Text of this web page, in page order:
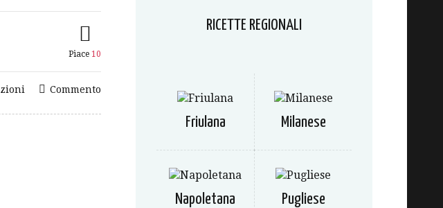
Piace 10
Commento
RICETTE REGIONALI
Friulana Milanese
Napoletana Pugliese